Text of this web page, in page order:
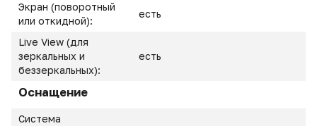
Экран (поворотный
или откидной):
есть
Live View (для
зеркальных и
беззеркальных):
есть
Оснащение
Система